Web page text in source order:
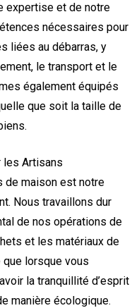
expertise et de notre
nécessaires pour
liées au débarras, y
le transport et le
également équipés
que soit la taille de
les Artisans
de maison est notre
Nous travaillons dur
de nos opérations de
et les matériaux de
lorsque vous
la tranquillité d’esprit
manière écologique.